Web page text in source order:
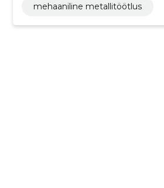
mehaaniline metallitöötlus